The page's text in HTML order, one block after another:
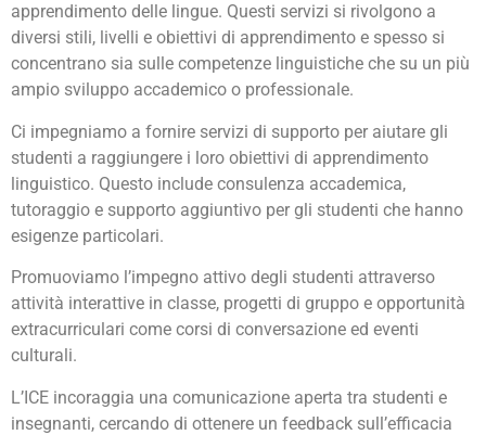
apprendimento delle lingue. Questi servizi si rivolgono a
diversi stili, livelli e obiettivi di apprendimento e spesso si
concentrano sia sulle competenze linguistiche che su un più
ampio sviluppo accademico o professionale.
Ci impegniamo a fornire servizi di supporto per aiutare gli
studenti a raggiungere i loro obiettivi di apprendimento
linguistico. Questo include consulenza accademica,
tutoraggio e supporto aggiuntivo per gli studenti che hanno
esigenze particolari.
Promuoviamo l’impegno attivo degli studenti attraverso
attività interattive in classe, progetti di gruppo e opportunità
extracurriculari come corsi di conversazione ed eventi
culturali.
L’ICE incoraggia una comunicazione aperta tra studenti e
insegnanti, cercando di ottenere un feedback sull’efficacia